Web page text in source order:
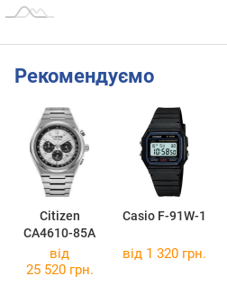
Рекомендуємо
Citizen
CA4610-85A
Casio F-91W-1
від
25 520 грн.
від 1 320 грн.